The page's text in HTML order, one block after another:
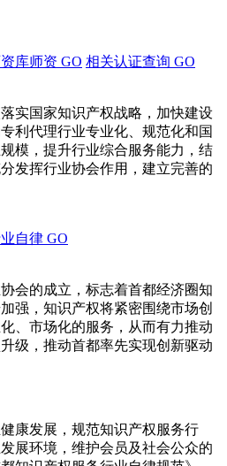
库师资 GO 相关认证查询 GO
实国家知识产权战略，加快建设
利代理行业专业化、规范化和国
模，提升行业综合服务能力，结
发挥行业协会作用，建立完善的
自律 GO
会的成立，标志着首都经济圈知
强，知识产权将紧密围绕市场创
、市场化的服务，从而有力推动
级，推动首都率先实现创新驱动
康发展，规范知识产权服务行
展环境，维护会员及社会公众的